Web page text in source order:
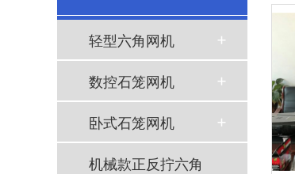
轻型六角网机
数控石笼网机
卧式石笼网机
机械款正反拧六角